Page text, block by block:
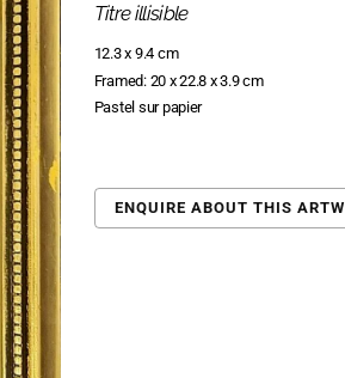
Titre illisible
12.3 x 9.4 cm
Framed: 20 x 22.8 x 3.9 cm
Pastel sur papier
ENQUIRE ABOUT THIS